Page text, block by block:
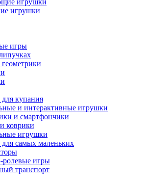
игрушки
игрушки
игры
купания
и интерактивные игрушки
и смартфончики
коврики
игрушки
самых маленьких
игры
транспорт